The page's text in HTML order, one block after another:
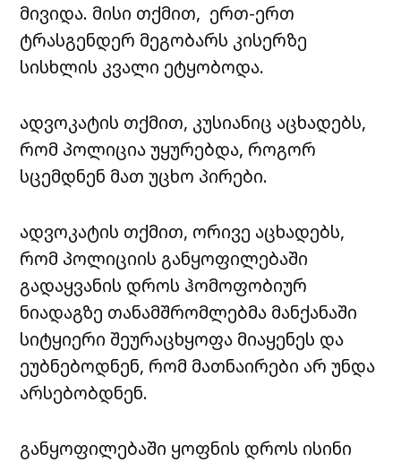
მივიდა. მისი თქმით, ერთ-ერთ
ტრასგენდერ მეგობარს კისერზე
სისხლის კვალი ეტყობოდა.
ადვოკატის თქმით, კუსიანიც აცხადებს,
რომ პოლიცია უყურებდა, როგორ
სცემდნენ მათ უცხო პირები.
ადვოკატის თქმით, ორივე აცხადებს,
რომ პოლიციის განყოფილებაში
გადაყვანის დროს ჰომოფობიურ
ნიადაგზე თანამშრომლებმა მანქანაში
სიტყიერი შეურაცხყოფა მიაყენეს და
ეუბნებოდნენ, რომ მათნაირები არ უნდა
არსებობდნენ.
განყოფილებაში ყოფნის დროს ისინი